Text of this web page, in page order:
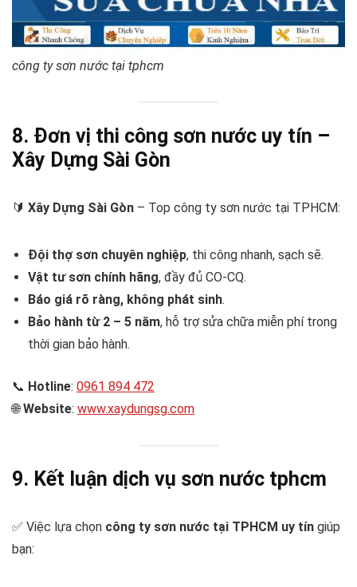
công ty sơn nước tại tphcm
8. Đơn vị thi công sơn nước uy tín –
Xây Dựng Sài Gòn
🔰 Xây Dựng Sài Gòn – Top công ty sơn nước tại TPHCM:
Đội thợ sơn chuyên nghiệp, thi công nhanh, sạch sẽ.
Vật tư sơn chính hãng, đầy đủ CO-CQ.
Báo giá rõ ràng, không phát sinh.
Bảo hành từ 2 – 5 năm, hỗ trợ sửa chữa miễn phí trong
thời gian bảo hành.
📞 Hotline: 0961 894 472
🌐Website: www.xaydungsg.com
9. Kết luận dịch vụ sơn nước tphcm
✅ Việc lựa chọn công ty sơn nước tại TPHCM uy tín giúp
bạn: